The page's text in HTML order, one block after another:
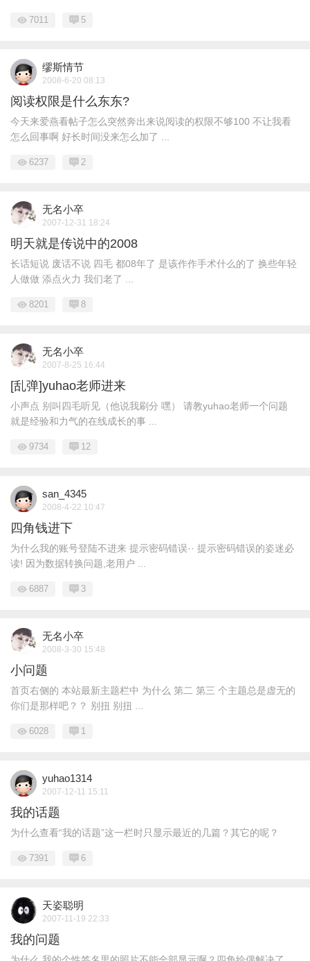
7011 5
缪斯情节
2008-6-20 08:13
阅读权限是什么东东?
今天来爱燕看帖子怎么突然奔出来说阅读的权限不够100 不让我看
怎么回事啊 好长时间没来怎么加了 ...
6237 2
无名小卒
2007-12-31 18:24
明天就是传说中的2008
长话短说 废话不说 四毛 都08年了 是该作作手术什么的了 换些年轻
人做做 添点火力 我们老了 ...
8201 8
无名小卒
2007-8-25 16:44
[乱弹]yuhao老师进来
小声点 别叫四毛听见（他说我刷分 嘿） 请教yuhao老师一个问题
就是经验和力气的在线成长的事 ...
9734 12
san_4345
2008-4-22 10:47
四角钱进下
为什么我的账号登陆不进来 提示密码错误·· 提示密码错误的姿迷必
读! 因为数据转换问题,老用户 ...
6887 3
无名小卒
2008-3-30 15:48
小问题
首页右侧的 本站最新主题栏中 为什么 第二 第三 个主题总是虚无的
你们是那样吧？？ 别扭 别扭 ...
6028 1
yuhao1314
2007-12-11 15:11
我的话题
为什么查看“我的话题”这一栏时只显示最近的几篇？其它的呢？
7391 6
天姿聪明
2007-11-19 22:33
我的问题